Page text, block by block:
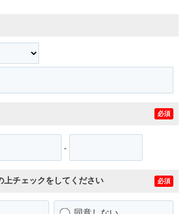
必須
-
上チェックをしてください 必須